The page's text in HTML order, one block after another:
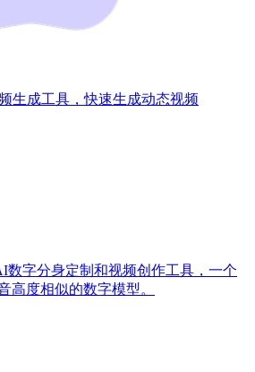
生成工具，快速生成动态视频
数字分身定制和视频创作工具，一个
高度相似的数字模型。